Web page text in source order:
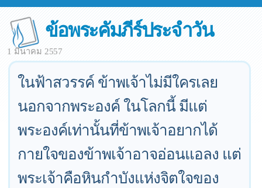
ข้อพระคัมภีร์ประจำวัน
1 มีนาคม 2557
ในฟ้าสวรรค์ ข้าพเจ้าไม่มีใครเลย
นอกจากพระองค์ ในโลกนี้ มีแต่
พระองค์เท่านั้นที่ข้าพเจ้าอยากได้
กายใจของข้าพเจ้าอาจอ่อนแอลง แต่
พระเจ้าคือหินกำบังแห่งจิตใจของ